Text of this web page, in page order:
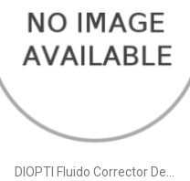
Vista rápida
DIOPTI Fluido Corrector De...